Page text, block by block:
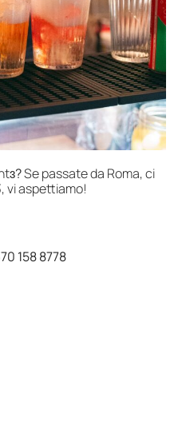
ɜ?Se passate da Roma, ci
vi aspettiamo!
158 8778